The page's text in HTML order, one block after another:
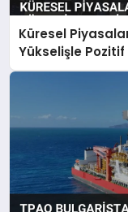
Küresel
Yükselişle